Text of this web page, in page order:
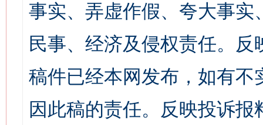
事实、弄虚作假、夸大事
民事、经济及侵权责任。
稿件已经本网发布，如有
因此稿的责任。反映投诉